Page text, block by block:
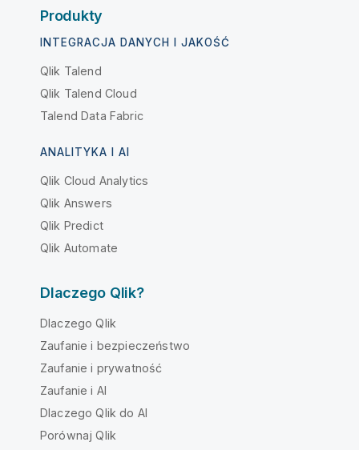
Produkty
INTEGRACJA DANYCH I JAKOŚĆ
Qlik Talend
Qlik Talend Cloud
Talend Data Fabric
ANALITYKA I AI
Qlik Cloud Analytics
Qlik Answers
Qlik Predict
Qlik Automate
Dlaczego Qlik?
Dlaczego Qlik
Zaufanie i bezpieczeństwo
Zaufanie i prywatność
Zaufanie i AI
Dlaczego Qlik do AI
Porównaj Qlik